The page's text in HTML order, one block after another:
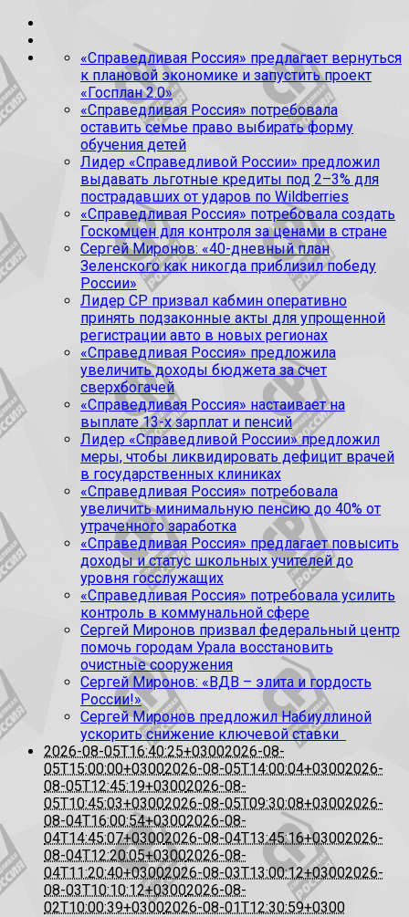
«Справедливая Россия» предлагает вернуться
к плановой экономике и запустить проект
«Госплан 2.0»
«Справедливая Россия» потребовала
оставить семье право выбирать форму
обучения детей
Лидер «Справедливой России» предложил
выдавать льготные кредиты под 2–3% для
пострадавших от ударов по Wildberries
«Справедливая Россия» потребовала создать
Госкомцен для контроля за ценами в стране
Сергей Миронов: «40-дневный план
Зеленского как никогда приблизил победу
России»
Лидер СР призвал кабмин оперативно
принять подзаконные акты для упрощенной
регистрации авто в новых регионах
«Справедливая Россия» предложила
увеличить доходы бюджета за счет
сверхбогачей
«Справедливая Россия» настаивает на
выплате 13-х зарплат и пенсий
Лидер «Справедливой России» предложил
меры, чтобы ликвидировать дефицит врачей
в государственных клиниках
«Справедливая Россия» потребовала
увеличить минимальную пенсию до 40% от
утраченного заработка
«Справедливая Россия» предлагает повысить
доходы и статус школьных учителей до
уровня госслужащих
«Справедливая Россия» потребовала усилить
контроль в коммунальной сфере
Сергей Миронов призвал федеральный центр
помочь городам Урала восстановить
очистные сооружения
Сергей Миронов: «ВДВ – элита и гордость
России!»
Сергей Миронов предложил Набиуллиной
ускорить снижение ключевой ставки
2026-08-05T16:40:25+03002026-08-
05T15:00:00+03002026-08-05T14:00:04+03002026-
08-05T12:45:19+03002026-08-
05T10:45:03+03002026-08-05T09:30:08+03002026-
08-04T16:00:54+03002026-08-
04T14:45:07+03002026-08-04T13:45:16+03002026-
08-04T12:20:05+03002026-08-
04T11:20:40+03002026-08-03T13:00:12+03002026-
08-03T10:10:12+03002026-08-
02T10:00:39+03002026-08-01T12:30:59+0300